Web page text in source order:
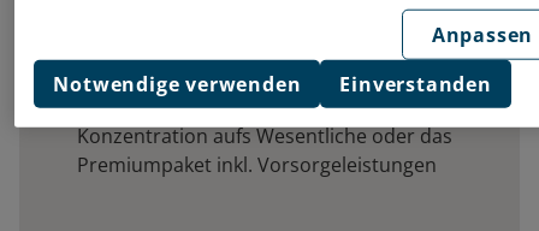
Zusatzleistungen, die im Alltag wichtig werden
können: Brille, Zahnersatz, Heilpraktiker
Leistungen
Abgestufte Pakete für alle Anforderungen:
Konzentration aufs Wesentliche oder das
Premiumpaket inkl. Vorsorgeleistungen
Anpassen
Notwendige verwenden
Einverstanden